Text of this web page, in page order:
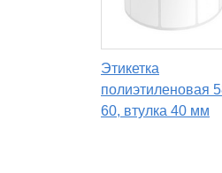
Этикетка
полиэтиленовая
60, втулка 40 мм